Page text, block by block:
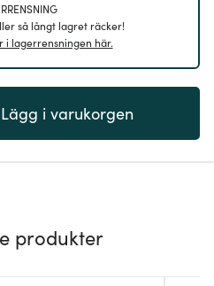
så långt lagret räcker!
i lagerrensningen här.
Lägg i varukorgen
produkter